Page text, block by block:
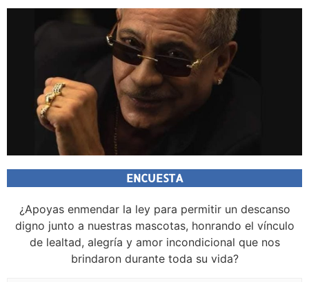
ENCUESTA
¿Apoyas enmendar la ley para permitir un descanso
digno junto a nuestras mascotas, honrando el vínculo
de lealtad, alegría y amor incondicional que nos
brindaron durante toda su vida?